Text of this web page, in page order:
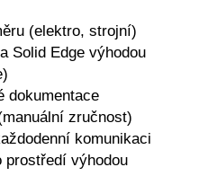
(elektro, strojní)
Solid Edge výhodou
dokumentace
zručnost)
komunikaci
výhodou